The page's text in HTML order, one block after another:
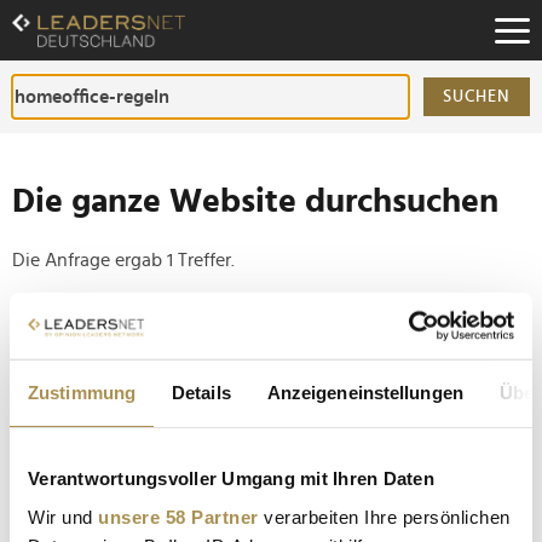
Zustimmung Details Anzeigeneinstellungen
Verantwortungsvoller Umgang mit Ihren Daten
Wir und unsere 58 Partner verarbeiten Ihre persönlichen
Zum
Inhalt
Zur
Fußzeilen-
Navigation
SUCHEN
Die ganze Website durchsuchen
Die Anfrage ergab 1 Treffer.
Tipp
Setzen Sie die gesuchten Wörter zwischen
Anführungszeichen: zb "Vorname Nachname".
Deutsche Bank beschränkt Arbeit von zu Hause auf
zwei Tage pro Woche